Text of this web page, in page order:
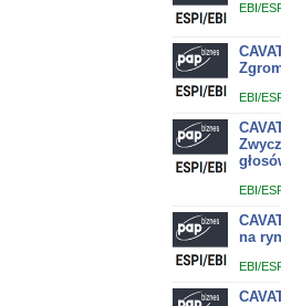
EBI/
EBI/
EBI/
na
EBI/